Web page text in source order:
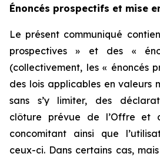
Énoncés prospectifs et mise
Le présent communiqué
prospectives » et des «
(collectivement, les « énoncés
des lois applicables en valeurs
sans s’y limiter, des
clôture prévue de l’Offre et
concomitant ainsi que
ceux-ci. Dans certains cas,